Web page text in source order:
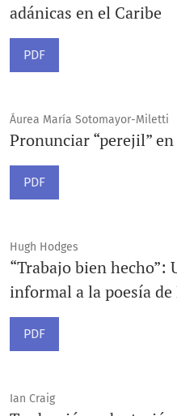
adánicas en el Caribe
PDF
Áurea María Sotomayor-Miletti
Pronunciar “perejil”
PDF
Hugh Hodges
“Trabajo bien hecho”:
informal a la poesía
PDF
Ian Craig